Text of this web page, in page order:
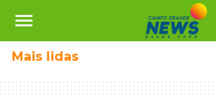
menu
Mais lidas